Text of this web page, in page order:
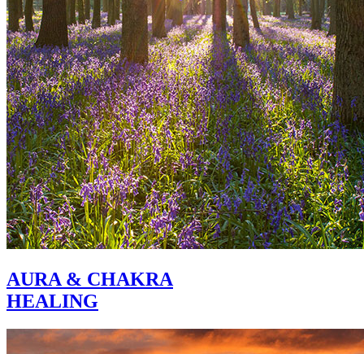
AURA & CHAKRA
HEALING